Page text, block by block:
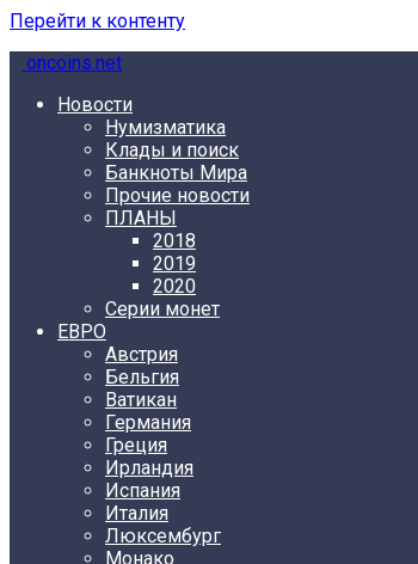
Перейти к контенту
oncoins.net
Новости
Нумизматика
Клады и поиск
Банкноты Мира
Прочие новости
ПЛАНЫ
2018
2019
2020
Серии монет
ЕВРО
Австрия
Бельгия
Ватикан
Германия
Греция
Ирландия
Испания
Италия
Люксембург
Монако